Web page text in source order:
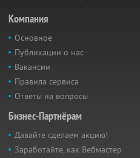
Компания
Основное
Публикации о нас
Вакансии
Правила сервиса
Ответы на вопросы
Бизнес-Партнёрам
Давайте сделаем акцию!
Заработайте, как Вебмастер